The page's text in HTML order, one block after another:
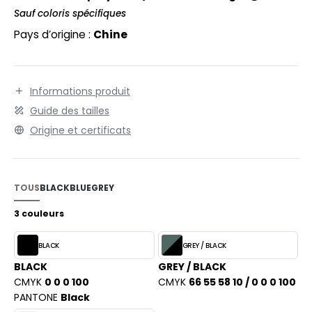
LABEL / TEAR AWAY
SHOPPING
VETEMENTS
ROW
OF THE LOOM VINTAGE
- BLANKS
combinaison avec la protection des genoux HK610. 2
poches latérales.
Sauf coloris spécifiques
Pays d’origine : Chine
Informations produit
Guide des tailles
Origine et certificats
TOUSBLACKBLUEGREY
3 couleurs
BLACK
BLACK
CMYK 0 0 0 100
PANTONE Black
GREY / BLACK
GREY / BLACK
CMYK 66 55 58 10 / 0 0 0 100